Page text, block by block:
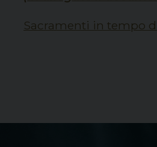
Sacramenti in tempo